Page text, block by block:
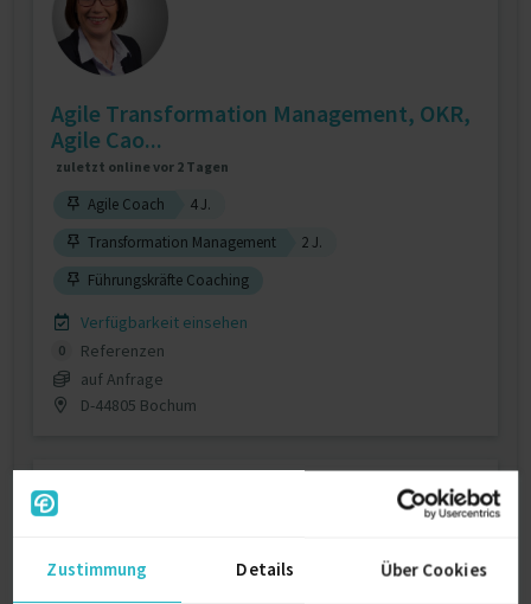
Zustimmung Details Über Cookies
Agile Transformation Management, OKR,
Agile Cao...
zuletzt online vor 2 Tagen
Agile Coach
4 J.
Transformation Management
2 J.
Führungskräfte Coaching
Verfügbarkeit einsehen
0
Referenzen
auf Anfrage
D-44805 Bochum